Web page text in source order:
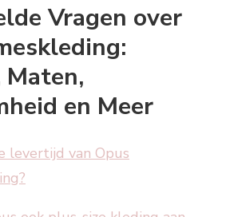
Vragen over
en Meer
levertijd van Opus